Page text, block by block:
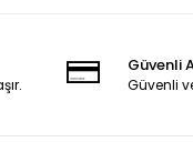
Güvenli
Güvenli